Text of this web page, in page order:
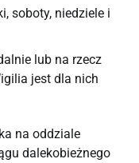
soboty, niedziele i
lub na rzecz
jest dla nich
na oddziale
dalekobieżnego